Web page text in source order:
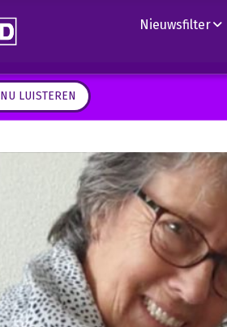
Nieuwsfilter
NU LUISTEREN